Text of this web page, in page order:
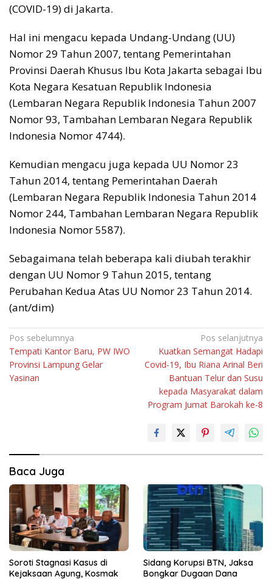
(COVID-19) di Jakarta.
Hal ini mengacu kepada Undang-Undang (UU)
Nomor 29 Tahun 2007, tentang Pemerintahan
Provinsi Daerah Khusus Ibu Kota Jakarta sebagai Ibu
Kota Negara Kesatuan Republik Indonesia
(Lembaran Negara Republik Indonesia Tahun 2007
Nomor 93, Tambahan Lembaran Negara Republik
Indonesia Nomor 4744).
Kemudian mengacu juga kepada UU Nomor 23
Tahun 2014, tentang Pemerintahan Daerah
(Lembaran Negara Republik Indonesia Tahun 2014
Nomor 244, Tambahan Lembaran Negara Republik
Indonesia Nomor 5587).
Sebagaimana telah beberapa kali diubah terakhir
dengan UU Nomor 9 Tahun 2015, tentang
Perubahan Kedua Atas UU Nomor 23 Tahun 2014.
(ant/dim)
Navigasi
pos
Pos sebelumnya
Tempati Kantor Baru, PW IWO
Provinsi Lampung Gelar
Yasinan
Pos selanjutnya
Kuatkan Semangat Hadapi
Covid-19, Ibu Riana Arinal Beri
Bantuan Telur dan Susu
kepada Masyarakat dalam
Program Jumat Barokah ke-8
Baca Juga
Soroti Stagnasi Kasus di
Kejaksaan Agung, Kosmak
Sidang Korupsi BTN, Jaksa
Bongkar Dugaan Dana